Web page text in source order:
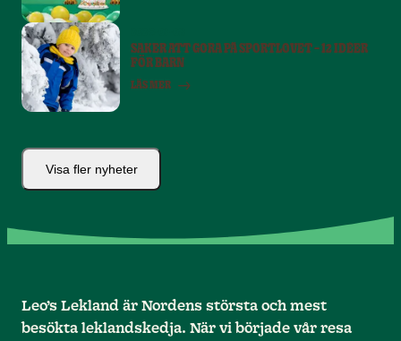
SAKER ATT GÖRA PÅ SPORTLOVET – 12 IDÉER
FÖR BARN
LÄS MER
Visa fler nyheter
Leo’s Lekland är Nordens största och mest
besökta leklandskedja. När vi började vår resa